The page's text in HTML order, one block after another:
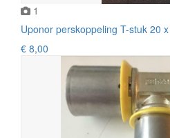
1
Uponor perskoppeling T-stuk 20
€ 8,00